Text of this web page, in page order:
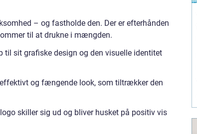
– og fastholde den. Der er efterhånden
til at drukne i mængden.
sit grafiske design og den visuelle identitet
og fængende look, som tiltrækker den
skiller sig ud og bliver husket på positiv vis